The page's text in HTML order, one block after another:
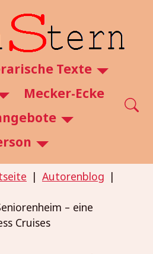
Texte
Mecker-Ecke
Autorenblog
– eine
Cruises